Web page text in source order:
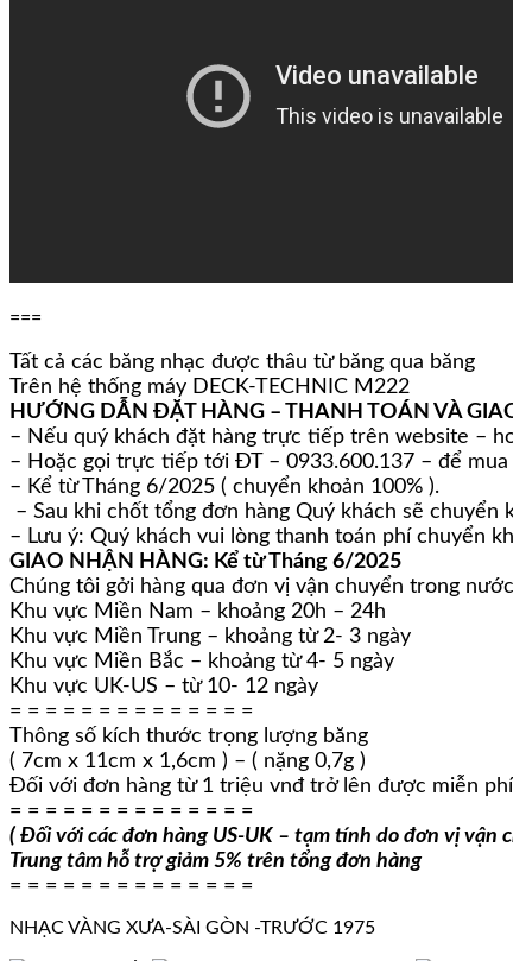
===
Tất cả các băng nhạc được thâu từ băng qua băng
Trên hệ thống máy DECK-TECHNIC M222
HƯỚNG DẪN ĐẶT HÀNG – THANH TOÁN VÀ
– Nếu quý khách đặt hàng trực tiếp trên website –
– Hoặc gọi trực tiếp tới ĐT – 0933.600.137 – để mua
– Kể từ Tháng 6/2025 ( chuyển khoản 100% ).
– Sau khi chốt tổng đơn hàng Quý khách sẽ chuyển
– Lưu ý: Quý khách vui lòng thanh toán phí chuyển
GIAO NHẬN HÀNG: Kể từ Tháng 6/2025
Chúng tôi gởi hàng qua đơn vị vận chuyển trong nước
Khu vực Miền Nam – khoảng 20h – 24h
Khu vực Miền Trung – khoảng từ 2- 3 ngày
Khu vực Miền Bắc – khoảng từ 4- 5 ngày
Khu vực UK-US – từ 10- 12 ngày
= = = = = = = = = = = = = =
Thông số kích thước trọng lượng băng
( 7cm x 11cm x 1,6cm ) – ( nặng 0,7g )
Đối với đơn hàng từ 1 triệu vnđ trở lên được miễn
= = = = = = = = = = = = = =
( Đối với các đơn hàng US-UK – tạm tính do đơn vị vận
Trung tâm hỗ trợ giảm 5% trên tổng đơn hàng
= = = = = = = = = = = = = =
NHẠC VÀNG XƯA-SÀI GÒN -TRƯỚC 1975